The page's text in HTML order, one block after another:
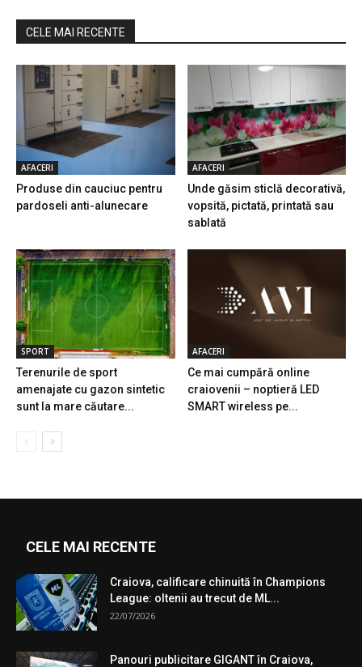
CELE MAI RECENTE
AFACERI
Produse din cauciuc pentru
pardoseli anti-alunecare
AFACERI
Unde găsim sticlă decorativă,
vopsită, pictată, printată sau
sablată
SPORT
Terenurile de sport
amenajate cu gazon sintetic
sunt la mare căutare...
AFACERI
Ce mai cumpără online
craiovenii – noptieră LED
SMART wireless pe...
CELE MAI RECENTE
Craiova, calificare chinuită în Champions
League: oltenii au trecut de ML...
22/07/2026
Panouri publicitare GIGANT în Craiova,